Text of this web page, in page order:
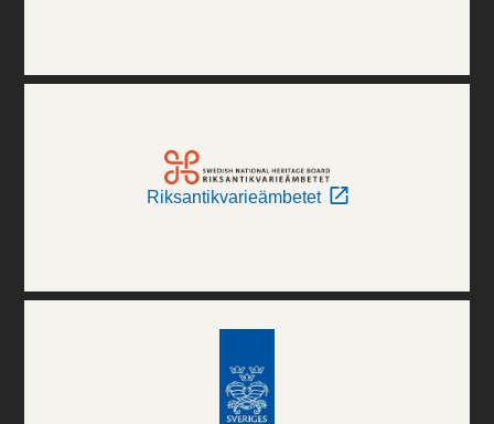
Riksantikvarieämbetet